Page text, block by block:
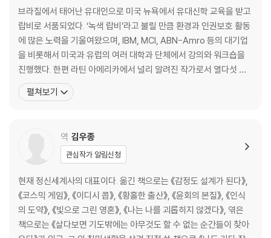
숨겨진 세계의 드러난 영역 / 문제에 앞서 해답이 존재한다 / 현실은 본질
적으로 모호하다 / 아이디어를 얻으려면 논리를 버리라 / 바보들에게 배우
라 / 어리석음도 수단이 된다 / 판단은 실행에 옮겨야 한다
제4부 무한한 가능성의 차원
숨겨진 세계의 숨겨진 영역 / 실수는 성공의 첫걸음이다 / 완벽함은 허상
브라질에서 태어난 유대인으로 미국 뉴욕에서 유대신학 교육을 받고
랍비로 서품되었다. ‘녹색 랍비’라고 불릴 만큼 환경과 인권보호 활동
에 많은 노력을 기울여왔으며, IBM, MCI, ABN-Amro 등의 대기업
을 비롯해서 미국과 유럽의 여러 대학과 단체에서 강의와 워크숍을
진행했다. 한편 라틴 아메리카에서 널리 알려진 작가로서 열다섯 권
이 넘는 책을 발표했고, 그중 《탈무드에서 배우는 돈의 지혜》(The K
abbalah of Money), 《질투의 카발라》(The Kabbalah of Env
펼쳐보기
역 김우종
관심작가 알림신청
현재 정신세계사의 대표이다. 옮긴 책으로는 《감정도 설계가 된다》,
《코스믹 게임》, 《이디시 콥》, 《황홀한 출산》, 《윤회의 본질》, 《인식
의 도약》, 《빛으로 그린 영혼》, 《나는 나를 괴롭히지 않겠다》, 엮은
책으로는 《살다보면 기도밖에는 아무것도 할 수 없는 순간들이 찾아